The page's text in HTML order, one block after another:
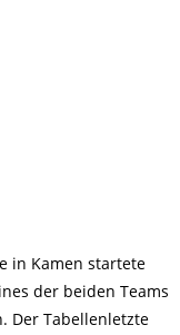
in Kamen startete
der beiden Teams
Der Tabellenletzte